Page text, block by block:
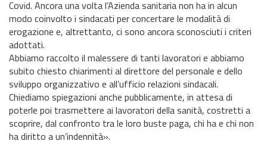
Covid. Ancora una volta l’Azienda sanitaria non ha in alcun
modo coinvolto i sindacati per concertare le modalità di
erogazione e, altrettanto, ci sono ancora sconosciuti i criteri
adottati.
Abbiamo raccolto il malessere di tanti lavoratori e abbiamo
subito chiesto chiarimenti al direttore del personale e dello
sviluppo organizzativo e all’ufficio relazioni sindacali.
Chiediamo spiegazioni anche pubblicamente, in attesa di
poterle poi trasmettere ai lavoratori della sanità, costretti a
scoprire, dal confronto tra le loro buste paga, chi ha e chi non
ha diritto a un’indennità».